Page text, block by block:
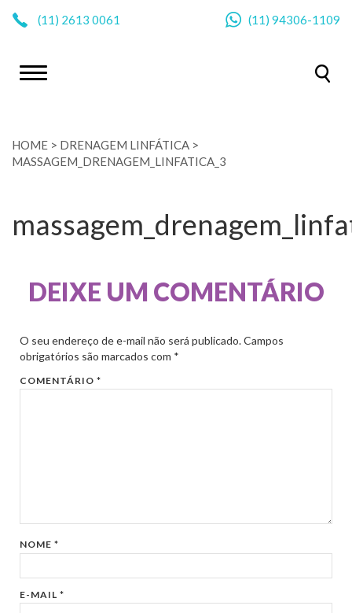
(11) 2613 0061 (11) 94306-1109
HOME > DRENAGEM LINFÁTICA >
MASSAGEM_DRENAGEM_LINFATICA_3
DEIXE UM COMENTÁRIO
O seu endereço de e-mail não será publicado. Campos
obrigatórios são marcados com *
COMENTÁRIO*
NOME*
E-MAIL*